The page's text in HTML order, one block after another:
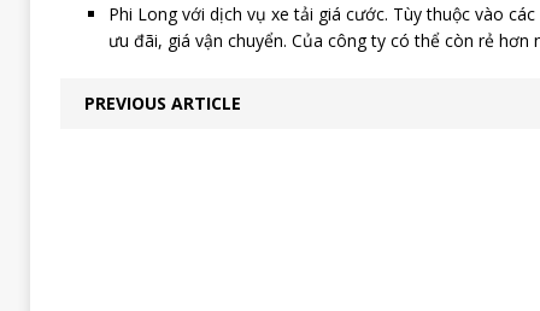
Phi Long với dịch vụ xe tải giá cước. Tùy thuộc vào
ưu đãi, giá vận chuyển. Của công ty có thể còn rẻ hơn
PREVIOUS ARTICLE